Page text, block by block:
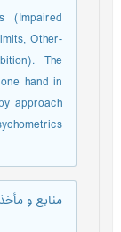
(Impaired
Other-
The
hand in
approach
منابع و مأخذ: